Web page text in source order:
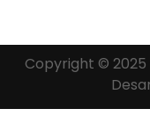
Copyright ©